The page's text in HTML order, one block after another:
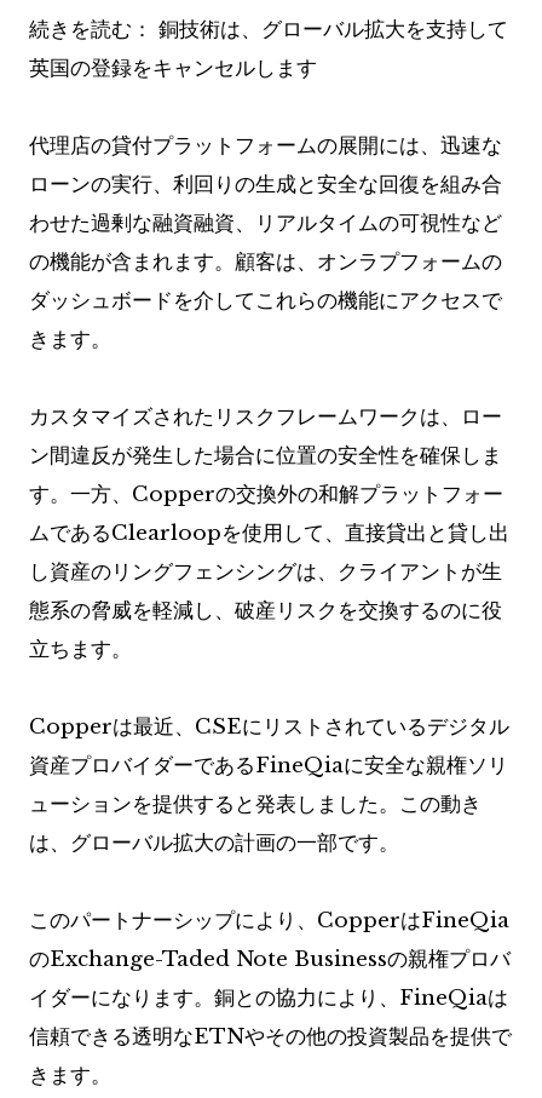
続きを読む： 銅技術は、グローバル拡大を支持して
英国の登録をキャンセルします
代理店の貸付プラットフォームの展開には、迅速な
ローンの実行、利回りの生成と安全な回復を組み合
わせた過剰な融資融資、リアルタイムの可視性など
の機能が含まれます。顧客は、オンラプフォームの
ダッシュボードを介してこれらの機能にアクセスで
きます。
カスタマイズされたリスクフレームワークは、ロー
ン間違反が発生した場合に位置の安全性を確保しま
す。一方、Copperの交換外の和解プラットフォー
ムであるClearloopを使用して、直接貸出と貸し出
し資産のリングフェンシングは、クライアントが生
態系の脅威を軽減し、破産リスクを交換するのに役
立ちます。
Copperは最近、CSEにリストされているデジタル
資産プロバイダーであるFineQiaに安全な親権ソリ
ューションを提供すると発表しました。この動き
は、グローバル拡大の計画の一部です。
このパートナーシップにより、CopperはFineQia
のExchange-Taded Note Businessの親権プロバ
イダーになります。銅との協力により、FineQiaは
信頼できる透明なETNやその他の投資製品を提供で
きます。